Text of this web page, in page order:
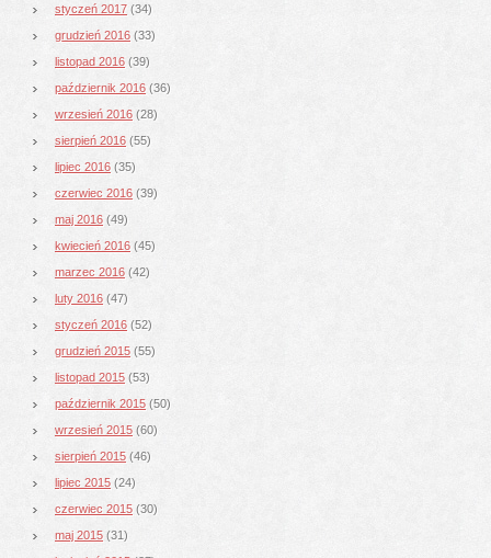
styczeń 2017 (34)
grudzień 2016 (33)
listopad 2016 (39)
październik 2016 (36)
wrzesień 2016 (28)
sierpień 2016 (55)
lipiec 2016 (35)
czerwiec 2016 (39)
maj 2016 (49)
kwiecień 2016 (45)
marzec 2016 (42)
luty 2016 (47)
styczeń 2016 (52)
grudzień 2015 (55)
listopad 2015 (53)
październik 2015 (50)
wrzesień 2015 (60)
sierpień 2015 (46)
lipiec 2015 (24)
czerwiec 2015 (30)
maj 2015 (31)